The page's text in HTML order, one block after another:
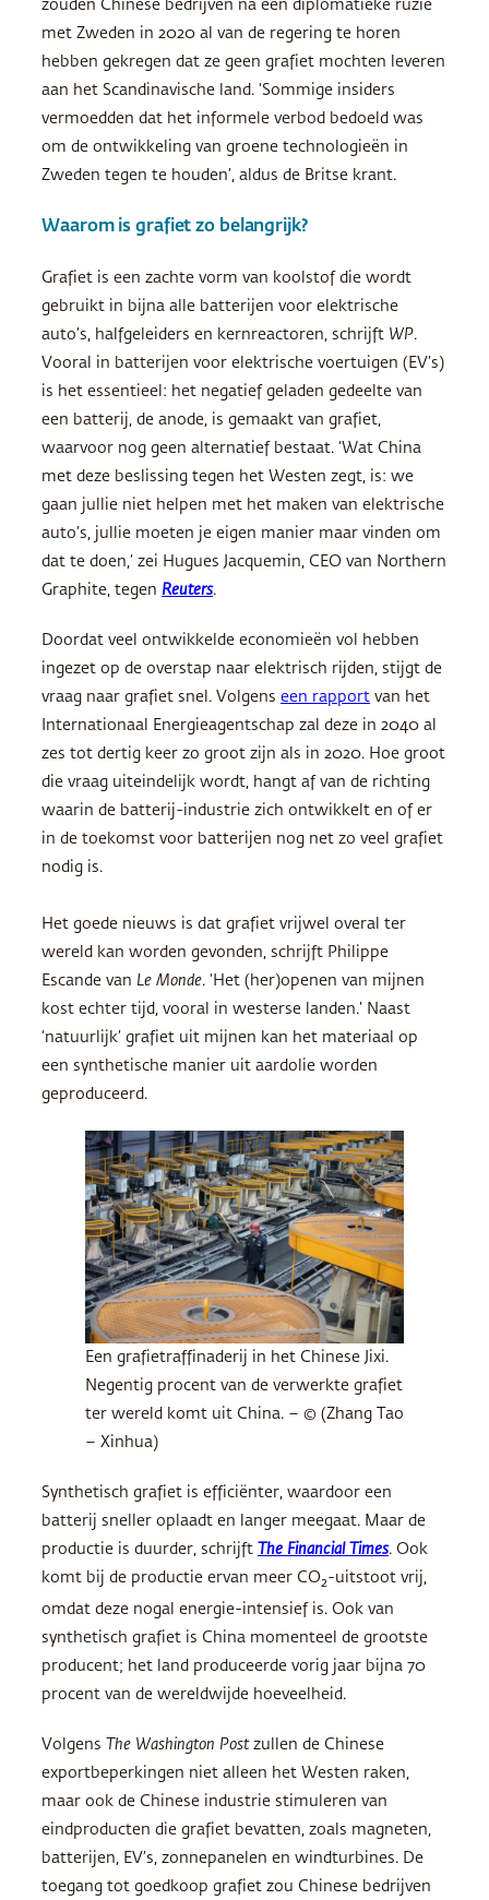
zouden Chinese bedrijven na een diplomatieke ruzie
met Zweden in 2020 al van de regering te horen
hebben gekregen dat ze geen grafiet mochten leveren
aan het Scandinavische land. ‘Sommige insiders
vermoedden dat het informele verbod bedoeld was
om de ontwikkeling van groene technologieën in
Zweden tegen te houden’, aldus de Britse krant.
Waarom is grafiet zo belangrijk?
Grafiet is een zachte vorm van koolstof die wordt
gebruikt in bijna alle batterijen voor elektrische
auto’s, halfgeleiders en kernreactoren, schrijft WP.
Vooral in batterijen voor elektrische voertuigen (EV’s)
is het essentieel: het negatief geladen gedeelte van
een batterij, de anode, is gemaakt van grafiet,
waarvoor nog geen alternatief bestaat. ‘Wat China
met deze beslissing tegen het Westen zegt, is: we
gaan jullie niet helpen met het maken van elektrische
auto’s, jullie moeten je eigen manier maar vinden om
dat te doen,’ zei Hugues Jacquemin, CEO van Northern
Graphite, tegen Reuters.
Doordat veel ontwikkelde economieën vol hebben
ingezet op de overstap naar elektrisch rijden, stijgt de
vraag naar grafiet snel. Volgens een rapport van het
Internationaal Energieagentschap zal deze in 2040 al
zes tot dertig keer zo groot zijn als in 2020. Hoe groot
die vraag uiteindelijk wordt, hangt af van de richting
waarin de batterij-industrie zich ontwikkelt en of er
in de toekomst voor batterijen nog net zo veel grafiet
nodig is.
Het goede nieuws is dat grafiet vrijwel overal ter
wereld kan worden gevonden, schrijft Philippe
Escande van Le Monde. ‘Het (her)openen van mijnen
kost echter tijd, vooral in westerse landen.’ Naast
‘natuurlijk’ grafiet uit mijnen kan het materiaal op
een synthetische manier uit aardolie worden
geproduceerd.
Een grafietraffinaderij in het Chinese Jixi.
Negentig procent van de verwerkte grafiet
ter wereld komt uit China. – © (Zhang Tao
– Xinhua)
Synthetisch grafiet is efficiënter, waardoor een
batterij sneller oplaadt en langer meegaat. Maar de
productie is duurder, schrijft The Financial Times. Ook
komt bij de productie ervan meer CO2-uitstoot vrij,
omdat deze nogal energie-intensief is. Ook van
synthetisch grafiet is China momenteel de grootste
producent; het land produceerde vorig jaar bijna 70
procent van de wereldwijde hoeveelheid.
Volgens The Washington Post zullen de Chinese
exportbeperkingen niet alleen het Westen raken,
maar ook de Chinese industrie stimuleren van
eindproducten die grafiet bevatten, zoals magneten,
batterijen, EV’s, zonnepanelen en windturbines. De
toegang tot goedkoop grafiet zou Chinese bedrijven